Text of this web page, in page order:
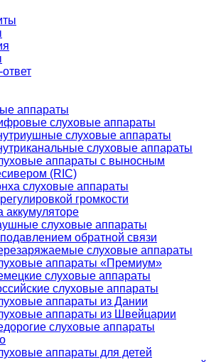
аппараты
слуховые аппараты
слуховые аппараты
слуховые аппараты
аппараты с выносным
(RIC)
слуховые аппараты
громкости
аккумуляторе
слуховые аппараты
обратной связи
слуховые аппараты
аппараты «Премиум»
слуховые аппараты
слуховые аппараты
аппараты из Дании
аппараты из Швейцарии
слуховые аппараты
аппараты для детей